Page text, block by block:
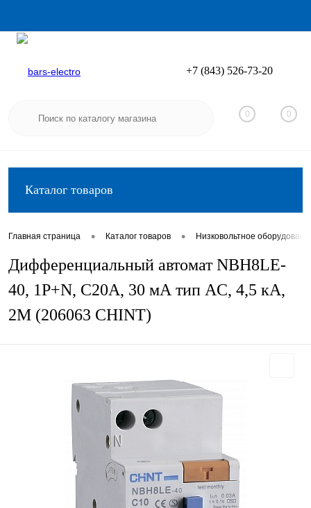
Вход
+7 (843) 526-73-20
0 0
Каталог товаров
Главная страница • Каталог товаров • Низковольтное
Дифференциальный автомат NBH8LE-
40, 1P+N, C20А, 30 мА тип AC, 4,5 кА,
2М (206063 CHINT)